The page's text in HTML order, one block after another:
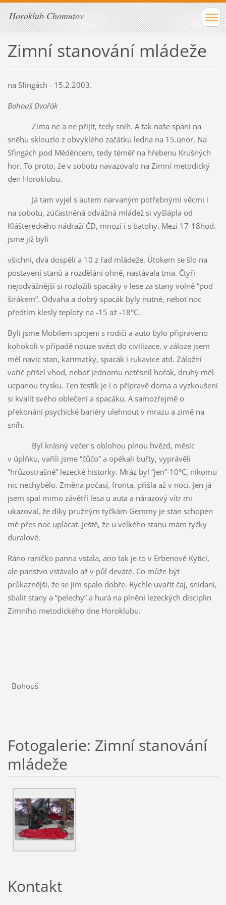
Horoklub Chomutov
Zimní stanování mládeže
na Sfingách - 15.2.2003.
Bohouš Dvořák
Zima ne a ne přijít, tedy sníh. A tak naše spaní na
sněhu sklouzlo z obvyklého začátku ledna na 15.únor. Na
Sfingách pod Měděncem, tedy téměř na hřebenu Krušných
hor. To proto, že v sobotu navazovalo na Zimní metodický
den Horoklubu.
Já tam vyjel s autem narvaným potřebnými věcmi i
na sobotu, zúčastněná odvážná mládež si vyšlápla od
Kláštereckého nádraží ČD, mnozí i s batohy. Mezi 17-18hod.
jsme již byli
všichni, dva dospělí a 10 z řad mládeže. Útokem se šlo na
postavení stanů a rozdělání ohně, nastávala tma. Čtyři
nejodvážnější si rozložili spacáky v lese za stany volně “pod
širákem”. Odvaha a dobrý spacák byly nutné, neboť noc
předtím klesly teploty na -15 až -18°C.
Byli jsme Mobilem spojeni s rodiči a auto bylo připraveno
kohokoli v případě nouze svézt do civilizace, v záloze jsem
měl navíc stan, karimatky, spacák i rukavice atd. Záložní
vařič přišel vhod, neboť jednomu netěsnil hořák, druhý měl
ucpanou trysku. Ten testík je i o přípravě doma a vyzkoušení
si kvalit svého oblečení a spacáku. A samozřejmě o
překonání psychické bariéry ulehnout v mrazu a zimě na
sníh.
Byl krásný večer s oblohou plnou hvězd, měsíc
v úplňku, vařili jsme “čůčo” a opékali buřty, vyprávěli
“hrůzostrašné” lezecké historky. Mráz byl “jen”-10°C, nikomu
nic nechybělo. Změna počasí, fronta, přišla až v noci. Jen já
jsem spal mimo závětří lesa u auta a nárazový vítr mi
ukazoval, že díky pružným tyčkám Gemmy je stan schopen
mě přes noc uplácat. Ještě, že u velkého stanu mám tyčky
duralové.
Ráno raníčko panna vstala, ano tak je to v Erbenově Kytici,
ale panstvo vstávalo až v půl deváté. Co může být
průkaznější, že se jim spalo dobře. Rychle uvařit čaj, snídani,
sbalit stany a “pelechy” a hurá na plnění lezeckých disciplin
Zimního metodického dne Horoklubu.
Bohouš
Fotogalerie: Zimní stanování
mládeže
Kontakt